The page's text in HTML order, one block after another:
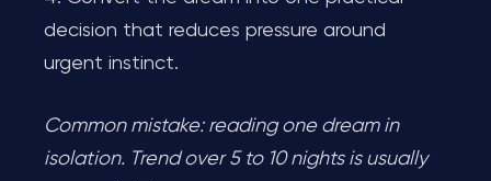
decision that reduces pressure around
urgent instinct.
Common mistake: reading one dream in
isolation. Trend over 5 to 10 nights is usually